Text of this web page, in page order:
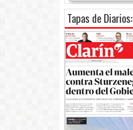
Tapas de Diarios: